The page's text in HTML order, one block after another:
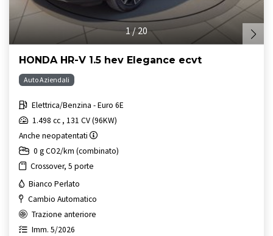
1 / 20
HONDA HR-V 1.5 hev Elegance ecvt
Auto Aziendali
Elettrica/Benzina - Euro 6E
1.498 cc , 131 CV (96KW)
Anche neopatentati
0 g CO2/km (combinato)
Crossover, 5 porte
Bianco Perlato
Cambio Automatico
Trazione anteriore
Imm. 5/2026